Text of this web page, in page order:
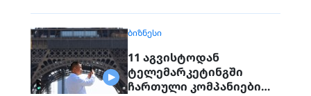
გაქრა თურანული ვეფხვი
ᲑᲘᲖᲜᲔᲡᲘ
11 აგვისტოდან
ტელემარკეტინგში
ჩართული კომპანიები